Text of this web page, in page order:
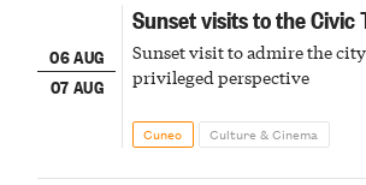
06 AUG
07 AUG
Sunset visits to the Civic
Sunset visit to admire the
privileged perspective
Cuneo Culture & Cinema